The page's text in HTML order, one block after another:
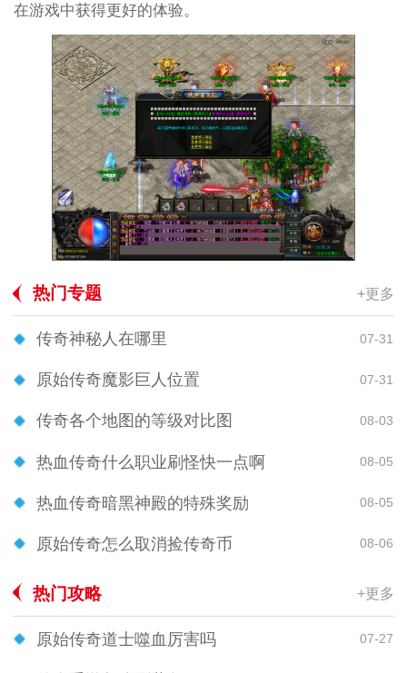
在游戏中获得更好的体验。
热门专题 +更多
传奇神秘人在哪里 07-31
原始传奇魔影巨人位置 07-31
传奇各个地图的等级对比图 08-03
热血传奇什么职业刷怪快一点啊 08-05
热血传奇暗黑神殿的特殊奖励 08-05
原始传奇怎么取消捡传奇币 08-06
热门攻略 +更多
原始传奇道士噬血厉害吗 07-27